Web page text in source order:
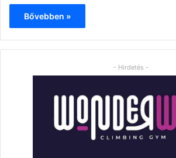
Bővebben »
- Hirdetés -